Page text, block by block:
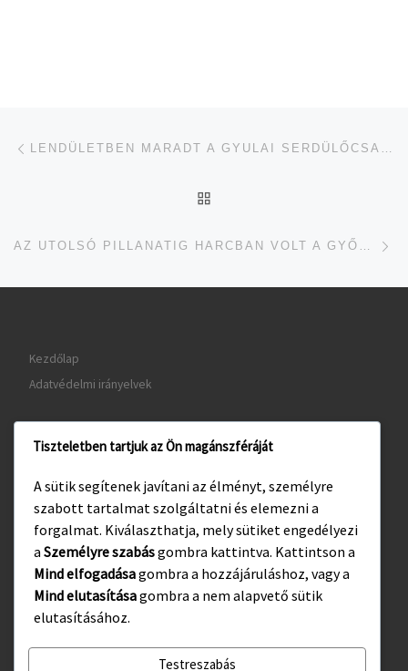
Navigálás a bejegyzések között LENDÜLETBEN MARADT A GYULAI SERDÜLŐCSAPAT
AZ UTOLSÓ PILLANATIG HARCBAN VOLT A GYŐZELEMÉRT A GYULAI KOSÁRCSAPAT
Kezdőlap
Adatvédelmi irányelvek
www.visitgyula.com
www.gyulakult.hu
Facebook Instagram
Tiszteletben tartjuk az Ön magánszféráját
A sütik segítenek javítani az élményt, személyre
szabott tartalmat szolgáltatni és elemezni a
forgalmat. Kiválaszthatja, mely sütiket engedélyezi
a Személyre szabásgombra kattintva. Kattintson a
Mind elfogadásagombra a hozzájáruláshoz, vagy a
Mind elutasításagombra a nem alapvető sütik
elutasításához.
Testreszabás